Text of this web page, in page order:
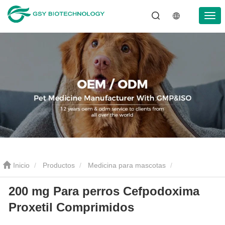
Inicio Productos Medicina para mascotas
Antiinflamatorio para mascotas 200 mg Para perros
Cefpodoxima Proxetil Comprimidos
200 mg Para perros Cefpodoxima
Proxetil Comprimidos